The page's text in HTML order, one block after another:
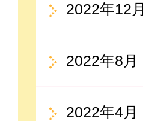
2022年12月
2022年8月
2022年4月